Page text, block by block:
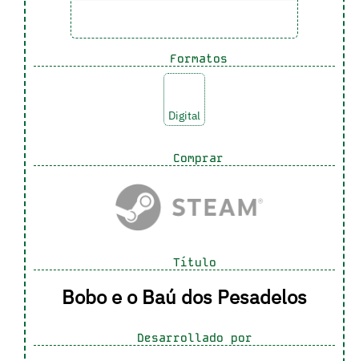
Formatos
Digital
Comprar
Título
Bobo e o Baú dos Pesadelos
Desarrollado por